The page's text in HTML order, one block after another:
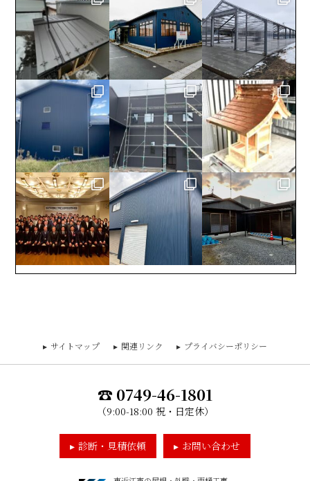
サイトマップ 関連リンク プライバシーポリシー
0749-46-1801
（9:00-18:00 祝・日定休）
診断・見積依頼 お問い合わせ